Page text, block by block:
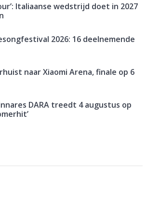
Italiaanse wedstrijd doet in 2027
2026: 16 deelnemende
naar Xiaomi Arena, finale op 6
DARA treedt 4 augustus op